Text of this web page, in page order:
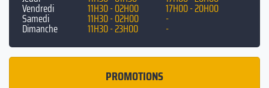
Vendredi 11H30 - 02H00 17H00 - 20H00
Samedi 11H30 - 02H00 -
Dimanche 11H30 - 23H00 -
PROMOTIONS